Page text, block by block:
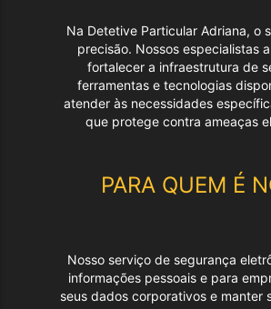
Na Detetive Particular Adriana, o
precisão. Nossos especialistas
fortalecer a infraestrutura de
ferramentas e tecnologias
atender às necessidades
que protege contra ameaças
PARA QUEM É
Nosso serviço de segurança
informações pessoais e para
seus dados corporativos e manter